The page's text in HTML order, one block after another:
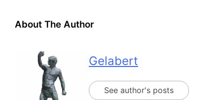
About The Author
Gelabert
See author's posts